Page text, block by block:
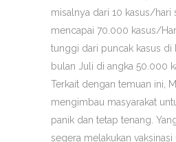
misalnya dari 10 kasus/hari
mencapai 70.000 kasus/
tunggi dari puncak kasus di
bulan Juli di angka 50.000
Terkait dengan temuan ini,
mengimbau masyarakat
panik dan tetap tenang.
segera melakukan vaksinasi